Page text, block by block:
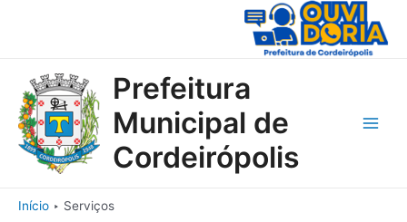
Prefeitura
Municipal de
Cordeirópolis
Início Serviços